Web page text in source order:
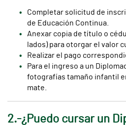
Completar solicitud de
de Educación Continua.
Anexar copia de título o
lados) para otorgar el valor
Realizar el pago
Para el ingreso a un
fotografías tamaño infantil
mate.
2.-¿Puedo cursar un